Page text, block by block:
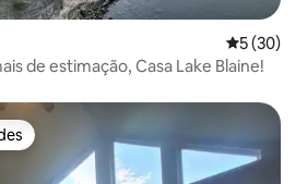
5 de uma
5 (30)
de estimação, Casa Lake Blaine!